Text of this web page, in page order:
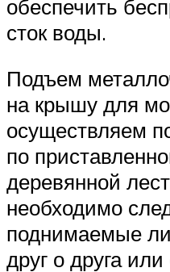
обеспечить
сток воды.
Подъем
на крышу для
осуществляем
по
деревянной
необходимо
поднимаемые
друг о друга или